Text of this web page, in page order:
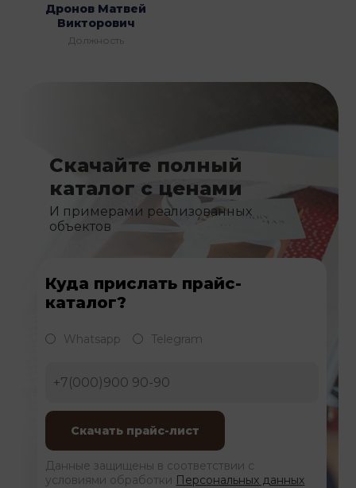
Дронов Матвей
Викторович
Должность
Скачайте полный
каталог с ценами
И примерами реализованных
объектов
Куда прислать прайс-
каталог?
Whatsapp Telegram
Данные защищены в соответствии с
условиями обработки Персональных данных